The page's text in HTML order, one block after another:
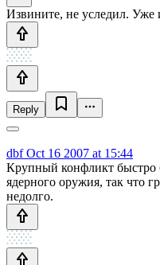
Извините, не уследил. Уже
Reply
dbfOct 16 2007 at 15:44
Крупный конфликт быстро
ядерного оружия, так что
недолго.